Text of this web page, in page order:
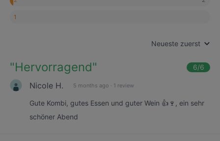
1
Neueste zuerst
"Hervorragend" 6/6
Nicole H. 5 months ago · 1 review
Gute Kombi, gutes Essen und guter Wein 👍🍷, ein sehr
schöner Abend